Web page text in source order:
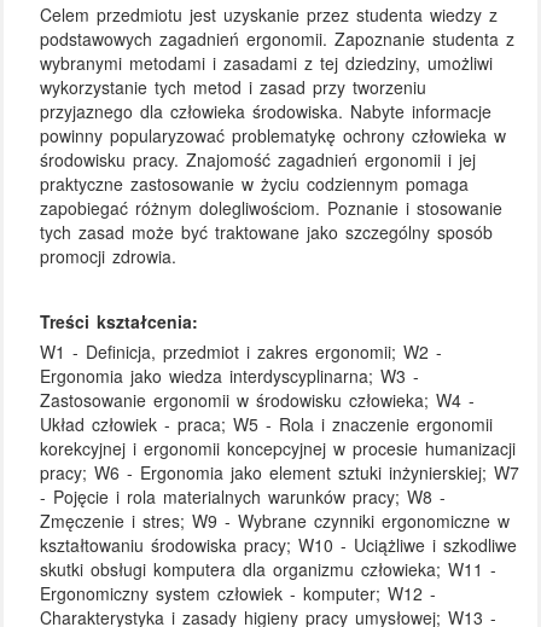
Celem przedmiotu jest uzyskanie przez studenta wiedzy z
podstawowych zagadnień ergonomii. Zapoznanie studenta z
wybranymi metodami i zasadami z tej dziedziny, umożliwi
wykorzystanie tych metod i zasad przy tworzeniu
przyjaznego dla człowieka środowiska. Nabyte informacje
powinny popularyzować problematykę ochrony człowieka w
środowisku pracy. Znajomość zagadnień ergonomii i jej
praktyczne zastosowanie w życiu codziennym pomaga
zapobiegać różnym dolegliwościom. Poznanie i stosowanie
tych zasad może być traktowane jako szczególny sposób
promocji zdrowia.
Treści kształcenia:
W1 - Definicja, przedmiot i zakres ergonomii; W2 -
Ergonomia jako wiedza interdyscyplinarna; W3 -
Zastosowanie ergonomii w środowisku człowieka; W4 -
Układ człowiek - praca; W5 - Rola i znaczenie ergonomii
korekcyjnej i ergonomii koncepcyjnej w procesie humanizacji
pracy; W6 - Ergonomia jako element sztuki inżynierskiej; W7
- Pojęcie i rola materialnych warunków pracy; W8 -
Zmęczenie i stres; W9 - Wybrane czynniki ergonomiczne w
kształtowaniu środowiska pracy; W10 - Uciążliwe i szkodliwe
skutki obsługi komputera dla organizmu człowieka; W11 -
Ergonomiczny system człowiek - komputer; W12 -
Charakterystyka i zasady higieny pracy umysłowej; W13 -